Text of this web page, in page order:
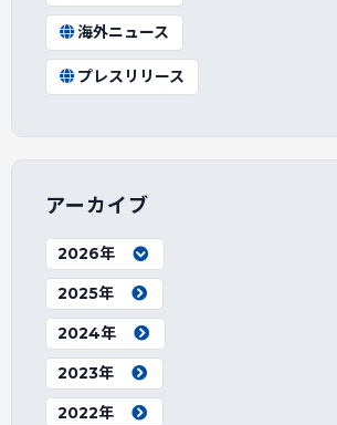
海外ニュース
プレスリリース
アーカイブ
2026年
2025年
2024年
2023年
2022年